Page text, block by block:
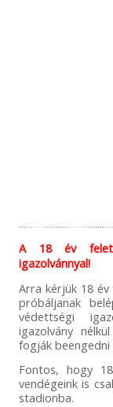
A 18 év
igazolvánnyal!
Arra kérjük 18
próbáljanak
védettségi
igazolvány
fogják
Fontos, hogy
vendégeink is
stadionba.